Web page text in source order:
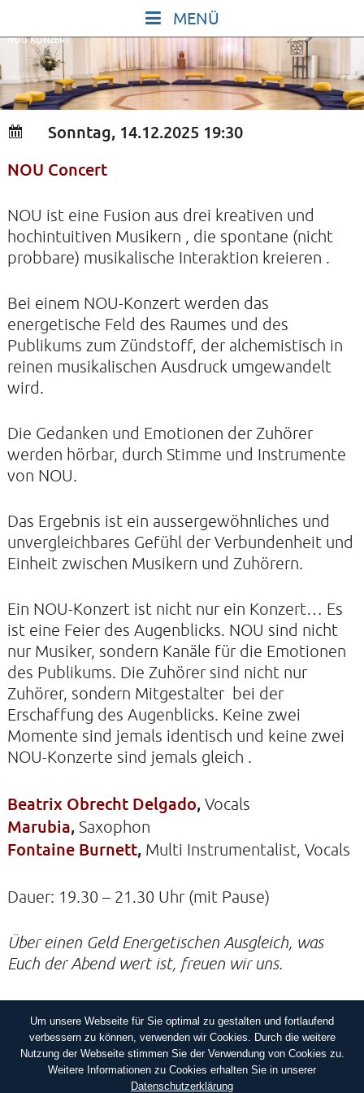
content
START
IN STILLE SEIN
SINGEN UND SCHWEIGEN
BEWEGEN UND TANZEN
GOTT UND DAS LEBEN FEIERN
STILLE UND SPIEL FÜR KINDER UND
JUGENDLICHE
KONZERTE
ALLE TERMINE
KONTAKTE
SO KOMMEN SIE ZU UNS
UNSER PROFIL
FILM ZUR KIRCHE DER STILLE
FÖRDERVEREIN
VERMIETUNG
NEWSLETTER
ARCHIV
IMPRESSUM
DATENSCHUTZERKLÄRUNG
Helenenstraße 14A
22765 Hamburg
Tel: 040-21088468
NOU KONZERT
Sonntag, 14.12.2025 19:30
NOU Concert
NOU ist eine Fusion aus drei kreativen und
hochintuitiven Musikern , die spontane (nicht
probbare) musikalische Interaktion kreieren .
Bei einem NOU-Konzert werden das
energetische Feld des Raumes und des
Publikums zum Zündstoff, der alchemistisch in
reinen musikalischen Ausdruck umgewandelt
wird.
Die Gedanken und Emotionen der Zuhörer
werden hörbar, durch Stimme und Instrumente
von NOU.
Das Ergebnis ist ein aussergewöhnliches und
unvergleichbares Gefühl der Verbundenheit und
Einheit zwischen Musikern und Zuhörern.
Ein NOU-Konzert ist nicht nur ein Konzert… Es
ist eine Feier des Augenblicks. NOU sind nicht
nur Musiker, sondern Kanäle für die Emotionen
des Publikums. Die Zuhörer sind nicht nur
Zuhörer, sondern Mitgestalter bei der
Erschaffung des Augenblicks. Keine zwei
Momente sind jemals identisch und keine zwei
NOU-Konzerte sind jemals gleich .
Beatrix Obrecht Delgado, Vocals
Marubia, Saxophon
Fontaine Burnett, Multi Instrumentalist, Vocals
Dauer: 19.30 – 21.30 Uhr (mit Pause)
Über einen Geld Energetischen Ausgleich, was
Euch der Abend wert ist, freuen wir uns.
IMPRESSUM DATENSCHUTZERKLÄRUNG
Um unsere Webseite für Sie optimal zu gestalten und fortlaufend
verbessern zu können, verwenden wir Cookies. Durch die weitere
Nutzung der Webseite stimmen Sie der Verwendung von Cookies zu.
Weitere Informationen zu Cookies erhalten Sie in unserer
Datenschutzerklärung